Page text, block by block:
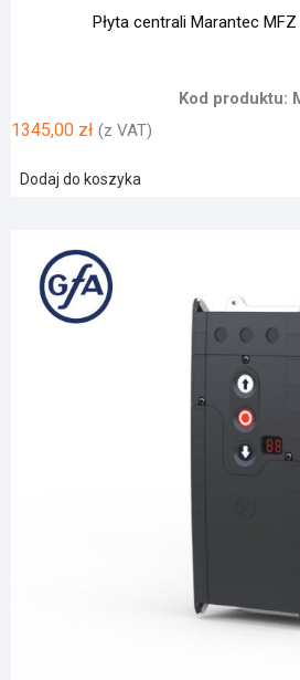
Płyta centrali Marantec
Kod produktu:
1345,00 zł (z VAT)
Dodaj do koszyka